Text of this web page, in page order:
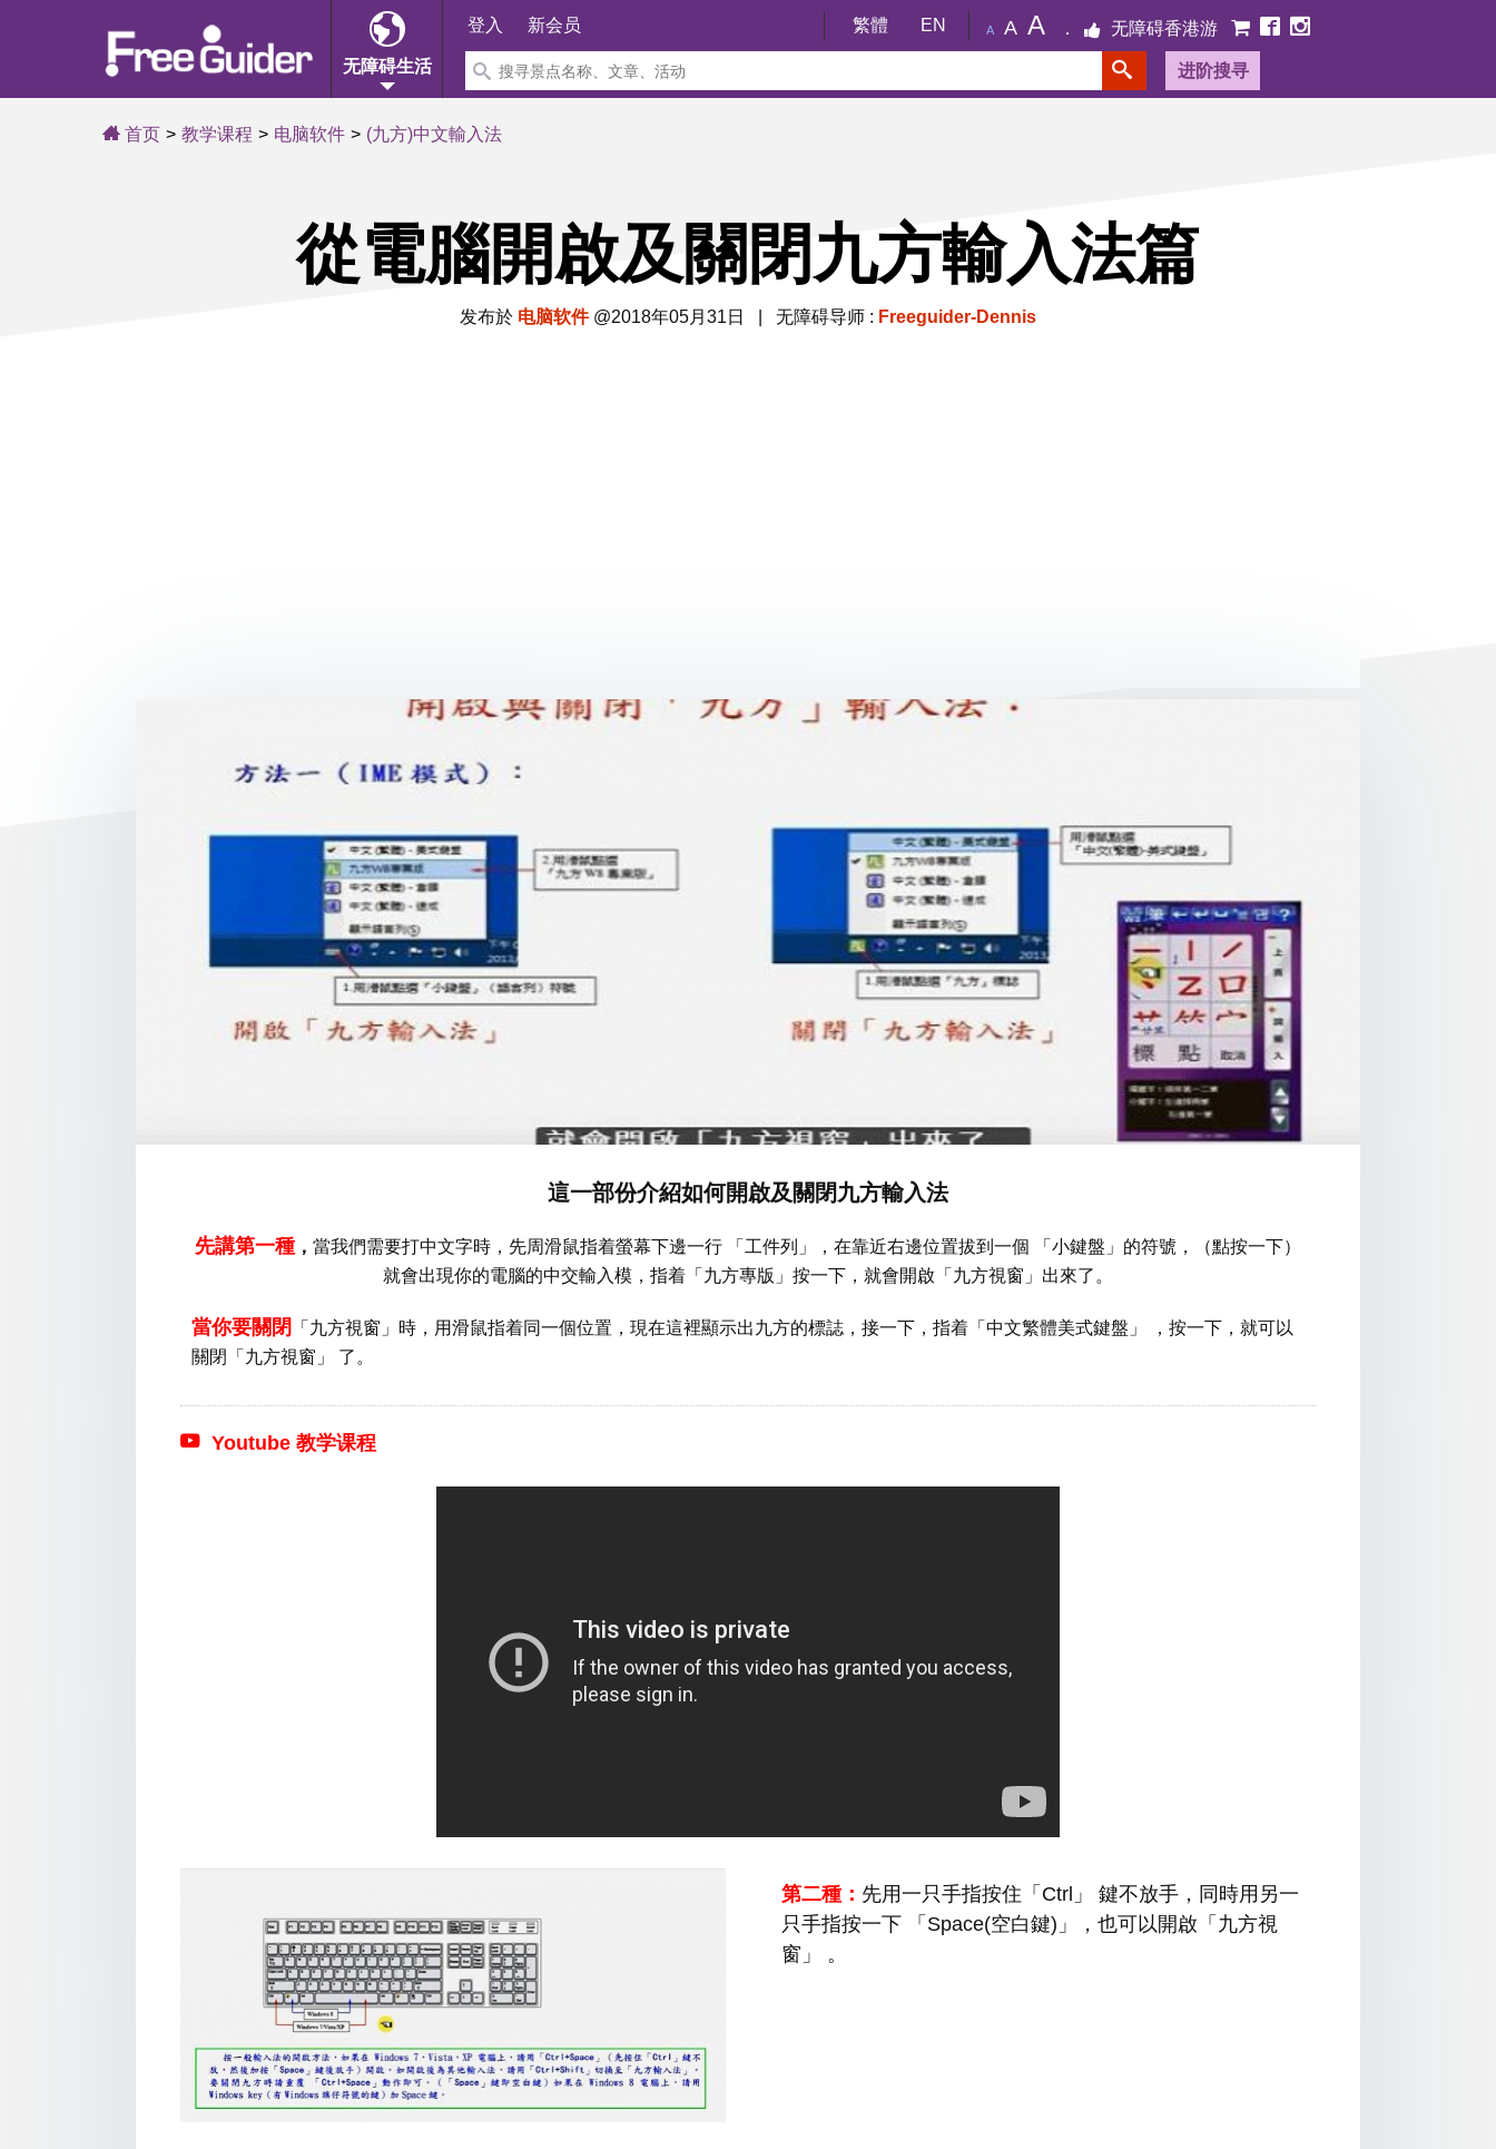
无障碍生活
登入 新会员 繁體 EN A A A 无障碍香港游
进阶搜寻
首页 教学课程 电脑软件 (九方)中文輸入法
從電腦開啟及關閉九方輸入法篇
发布於 电脑软件@2018年05月31日 | 无障碍导师 : Freeguider-Dennis
這一部份介紹如何開啟及關閉九方輸入法
先講第一種 ， 當我們需要打中文字時，先周滑鼠指着螢幕下邊一行 「工件列」，在靠近右邊位置拔到一個 「小鍵盤」的符號，（點按一下）
就會出現你的電腦的中交輸入模，指着「九方專版」按一下，就會開啟「九方視窗」出來了。
當你要關閉
「九方視窗」時，用滑鼠指着同一個位置，現在這裡顯示出九方的標誌，接一下，指着「中文繁體美式鍵盤」 ，按一下，就可以
關閉「九方視窗」 了。
Youtube 教学课程
第二種： 先用一只手指按住「Ctrl」 鍵不放手，同時用另一
只手指按一下 「Space(空白鍵)」，也可以開啟「九方視
窗」 。